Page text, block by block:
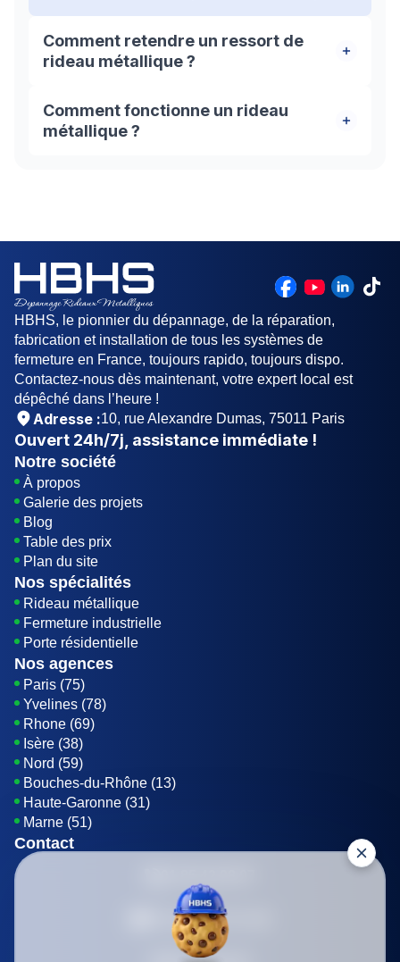
Comment retendre un ressort de
rideau métallique ?
Pour tendre ou retendre le volet, il faut faire
pivoter l’axe dans le sens de la descente de la
grille. En effectuant ce mouvement, vous allez
Comment fonctionne un rideau
métallique ?
HBHS, le pionnier du dépannage, de la réparation,
fabrication et installation de tous les systèmes de
fermeture en France, toujours rapido, toujours dispo.
Contactez-nous dès maintenant, votre expert local est
dépêché dans l’heure !
Adresse :10, rue Alexandre Dumas, 75011 Paris
Ouvert 24h/7j , assistance immédiate !
Notre société
À propos
Galerie des projets
Blog
Table des prix
Plan du site
Nos spécialités
Rideau métallique
Fermeture industrielle
Porte résidentielle
Nos agences
Paris (75)
Yvelines (78)
Rhone (69)
Isère (38)
Nord (59)
Bouches-du-Rhône (13)
Haute-Garonne (31)
Marne (51)
Contact
Envoyer un E-mail